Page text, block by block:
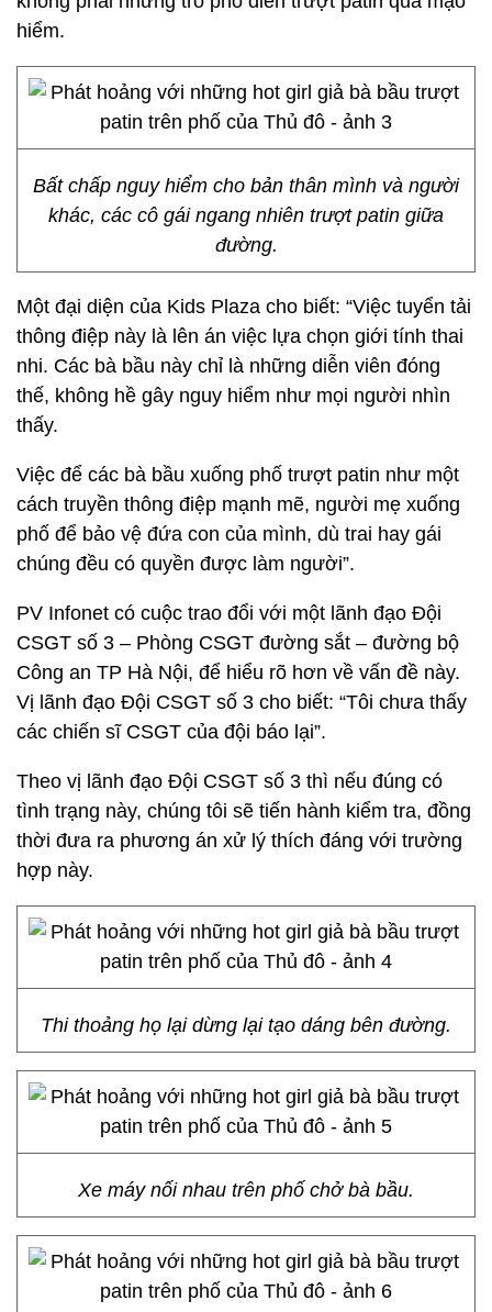
hiểm.
Bất chấp nguy hiểm cho bản thân mình và người
khác, các cô gái ngang nhiên trượt patin giữa
đường.
Một đại diện của Kids Plaza cho biết: “Việc tuyển tải
thông điệp này là lên án việc lựa chọn giới tính thai
nhi. Các bà bầu này chỉ là những diễn viên đóng
thế, không hề gây nguy hiểm như mọi người nhìn
thấy.
Việc để các bà bầu xuống phố trượt patin như một
cách truyền thông điệp mạnh mẽ, người mẹ xuống
phố để bảo vệ đứa con của mình, dù trai hay gái
chúng đều có quyền được làm người”.
PV Infonet có cuộc trao đổi với một lãnh đạo Đội
CSGT số 3 – Phòng CSGT đường sắt – đường bộ
Công an TP Hà Nội, để hiểu rõ hơn về vấn đề này.
Vị lãnh đạo Đội CSGT số 3 cho biết: “Tôi chưa thấy
các chiến sĩ CSGT của đội báo lại”.
Theo vị lãnh đạo Đội CSGT số 3 thì nếu đúng có
tình trạng này, chúng tôi sẽ tiến hành kiểm tra, đồng
thời đưa ra phương án xử lý thích đáng với trường
hợp này.
Thi thoảng họ lại dừng lại tạo dáng bên đường.
Xe máy nối nhau trên phố chở bà bầu.